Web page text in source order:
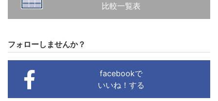
比較一覧表
フォローしませんか？
facebookで
いいね！する